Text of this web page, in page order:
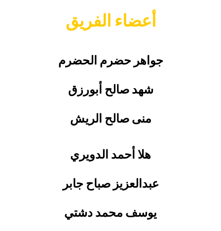
أعضاء الفريق
جواهر حضرم الحضرم
شهد صالح أبورزق
منى صالح الريش
هلا أحمد الدويري
عبدالعزيز صباح جابر
يوسف محمد دشتي